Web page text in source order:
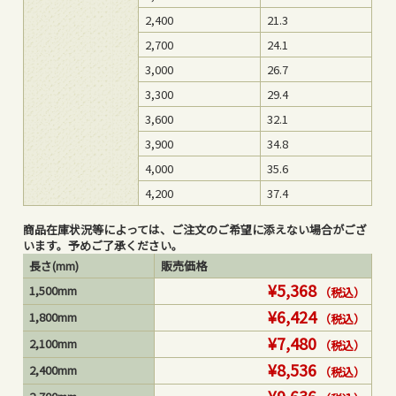
特定商取引に基づく表示
お問い合わせ
閉じる
2,400
21.3
2,700
24.1
3,000
26.7
3,300
29.4
3,600
32.1
3,900
34.8
4,000
35.6
4,200
37.4
商品在庫状況等によっては、ご注文のご希望に添えない場合がござ
います。予めご了承ください。
長さ(mm)
販売価格
1,500mm
¥5,368（税込）
1,800mm
¥6,424（税込）
2,100mm
¥7,480 （税込）
2,400mm
¥8,536 （税込）